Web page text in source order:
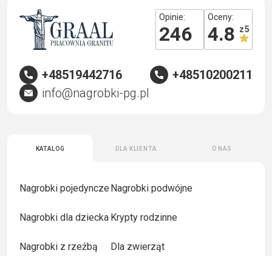
Katalog Dla klienta O nas
Nagrobki pojedyncze Nagrobki podwójne
Nagrobki dla dziecka Krypty rodzinne
Nagrobki z rzeźbą Dla zwierząt
Opinie:
246
Oceny:
4.8 z 5
+48519442716
+48510200211
info@nagrobki-pg.pl